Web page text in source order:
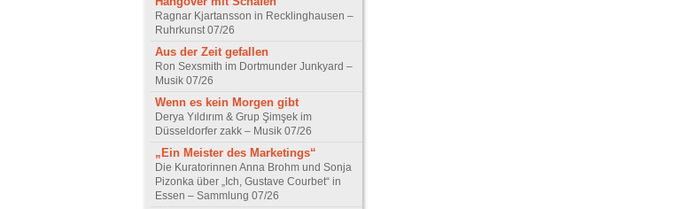
Ragnar Kjartansson in Recklinghausen –
Ruhrkunst 07/26
Aus der Zeit gefallen
Ron Sexsmith im Dortmunder Junkyard –
Musik 07/26
Wenn es kein Morgen gibt
Derya Yıldırım & Grup Şimşek im
Düsseldorfer zakk – Musik 07/26
„Ein Meister des Marketings“
Die Kuratorinnen Anna Brohm und Sonja
Pizonka über „Ich, Gustave Courbet“ in
Essen – Sammlung 07/26